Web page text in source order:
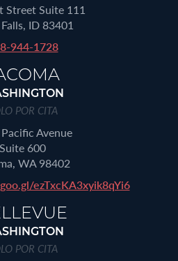
Street Suite 111
ID 83401
944-1728
POR CITA
Avenue
Suite 600
WA 98402
ezTxcKA3xyik8qYi6
POR CITA